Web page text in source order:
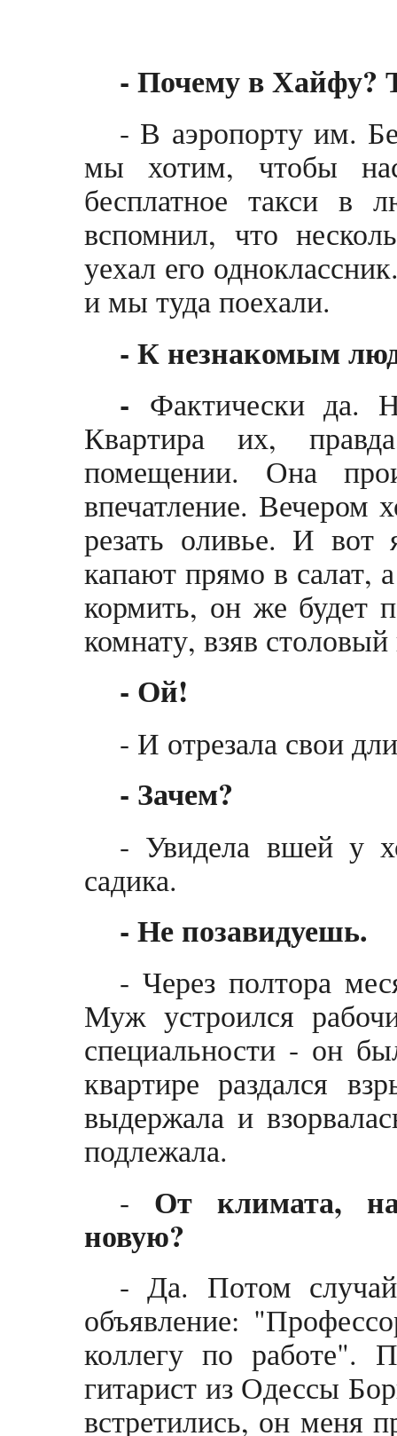
- Почему в Хайфу?
- В аэропорту им.
мы хотим, чтобы
бесплатное такси
вспомнил, что
уехал его
и мы туда поехали.
- К незнакомым
- Фактически да.
Квартира их,
помещении. Она
впечатление. Вечером
резать оливье. И
капают прямо в салат,
кормить, он же будет
комнату, взяв
- Ой!
- И отрезала свои
- Зачем?
- Увидела вшей у
садика.
- Не позавидуешь.
- Через полтора
Муж устроился
специальности - он
квартире раздался
выдержала и
подлежала.
- От климата,
новую?
- Да. Потом
объявление:
коллегу по работе".
гитарист из Одессы
встретились, он меня